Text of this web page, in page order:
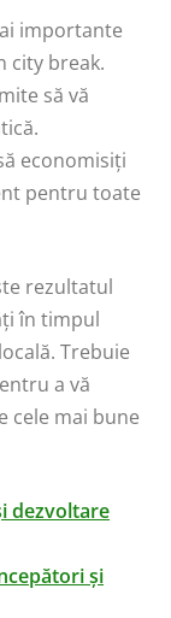
importante
city break.
să vă
economisiți
pentru toate
rezultatul
în timpul
Trebuie
a vă
cele mai bune
dezvoltare
și